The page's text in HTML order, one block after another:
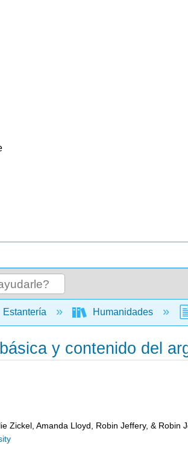
jerarquía global
Estantería Humanidades
y contenido del
Zickel, Amanda Lloyd, Robin Jeffery, & Robin